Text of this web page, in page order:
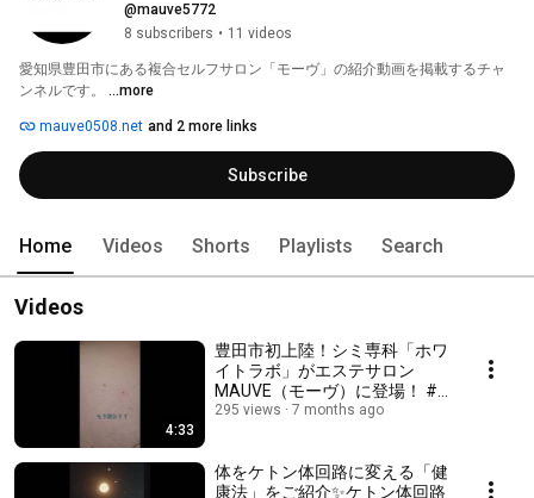
@mauve5772
8 subscribers • 11 videos
愛知県豊田市にある複合セルフサロン「モーヴ」の紹介動画を掲載するチャ
ンネルです。 ...more
mauve0508.net and 2 more links
Subscribe
Home Videos Shorts Playlists Search
Videos
4:33
豊田市初上陸！シミ専科「ホワ
イトラボ」がエステサロン
MAUVE（モーヴ）に登場！ #
美容 #スキンケア #コスメ
295 views 7 months ago
体をケトン体回路に変える「健
康法」をご紹介✨ケトン体回路